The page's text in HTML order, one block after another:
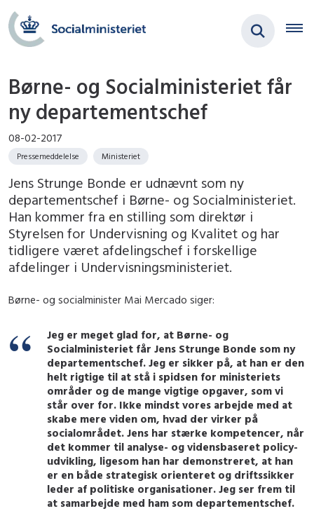
Børne- og Socialministeriet får
ny departementschef
08-02-2017
Pressemeddelelse Ministeriet
Jens Strunge Bonde er udnævnt som ny
departementschef i Børne- og Socialministeriet.
Han kommer fra en stilling som direktør i
Styrelsen for Undervisning og Kvalitet og har
tidligere været afdelingschef i forskellige
afdelinger i Undervisningsministeriet.
Børne- og socialminister Mai Mercado siger:
Jeg er meget glad for, at Børne- og
Socialministeriet får Jens Strunge Bonde som ny
departementschef. Jeg er sikker på, at han er den
helt rigtige til at stå i spidsen for ministeriets
områder og de mange vigtige opgaver, som vi
står over for. Ikke mindst vores arbejde med at
skabe mere viden om, hvad der virker på
socialområdet. Jens har stærke kompetencer, når
det kommer til analyse- og vidensbaseret policy-
udvikling, ligesom han har demonstreret, at han
er en både strategisk orienteret og driftssikker
leder af politiske organisationer. Jeg ser frem til
at samarbejde med ham som departementschef.